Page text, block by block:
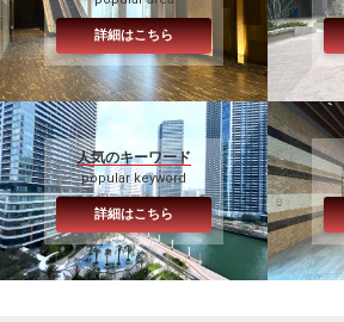
詳細はこちら
人気のキーワード
popular keyword
詳細はこちら